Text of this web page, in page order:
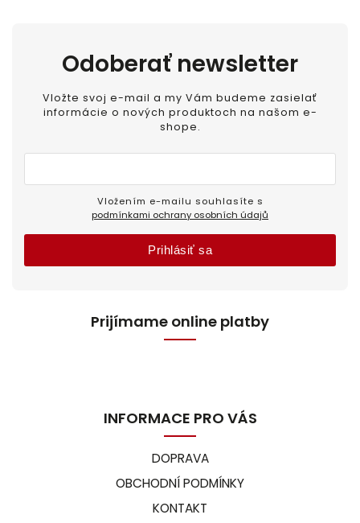
Odoberať newsletter
Vložte svoj e-mail a my Vám budeme zasielať
informácie o nových produktoch na našom e-
shope.
podmínkami ochrany osobních údajů
Prihlásiť sa
Prijímame online platby
INFORMACE PRO VÁS
DOPRAVA
OBCHODNÍ PODMÍNKY
KONTAKT